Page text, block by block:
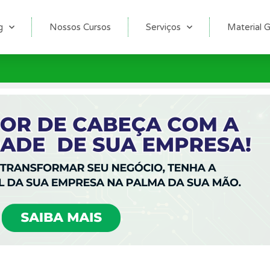
Nossos Cursos Serviços Material